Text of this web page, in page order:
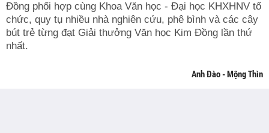
Đồng phối hợp cùng Khoa Văn học - Đại học KHXHNV tổ
chức, quy tụ nhiều nhà nghiên cứu, phê bình và các cây
bút trẻ từng đạt Giải thưởng Văn học Kim Đồng lần thứ
nhất.
Anh Đào - Mộng Thìn